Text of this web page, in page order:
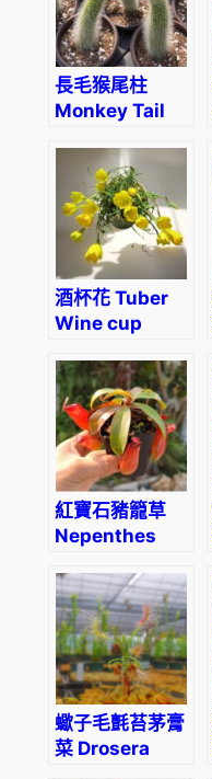
長毛猴尾柱
Monkey Tail
(Cleistocactus
winteri
‘Colademononis
酒杯花 Tuber
Wine cup
corrugata)
紅寶石豬籠草
Nepenthes
蠍子毛氈苔茅膏
菜 Drosera